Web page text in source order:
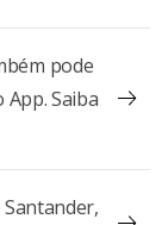
pode
Saiba